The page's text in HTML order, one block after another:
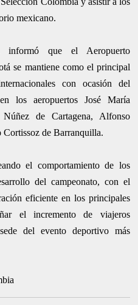
mexicano.
informó que el Aeropuerto
se mantiene como el principal
con ocasión del
los aeropuertos José María
de Cartagena, Alfonso
de Barranquilla.
el comportamiento de los
del campeonato, con el
eficiente en los principales
el incremento de viajeros
del evento deportivo más